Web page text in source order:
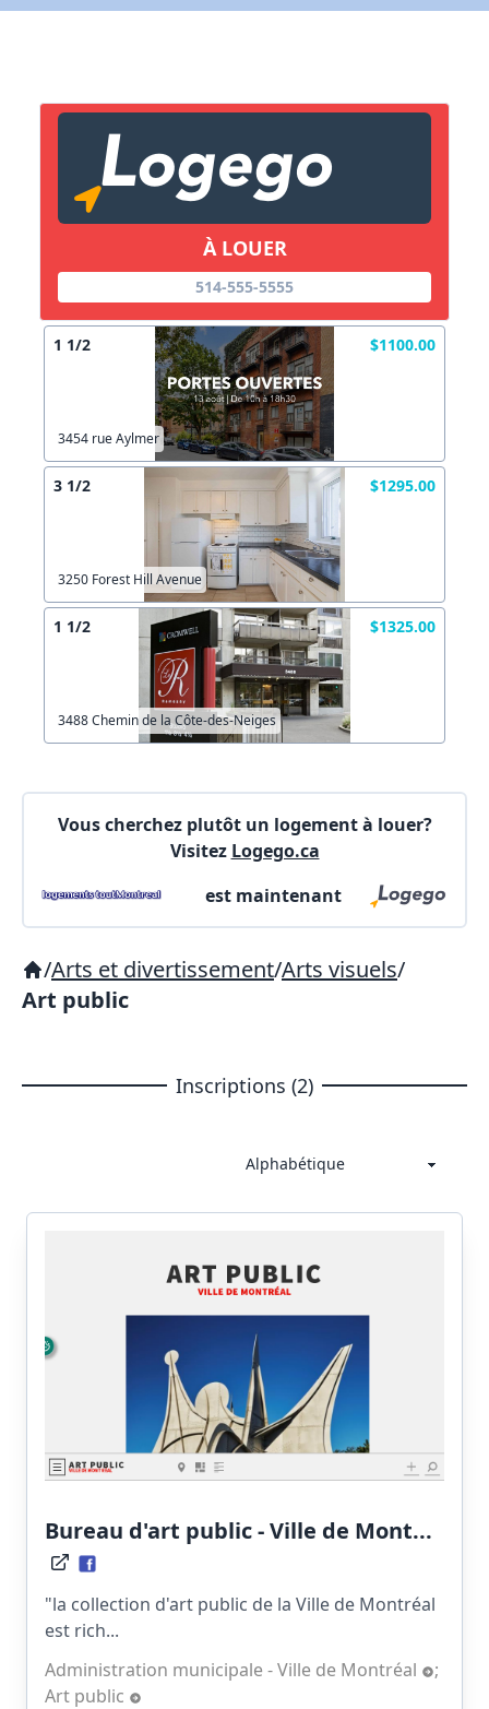
À LOUER
514-555-5555
1 1/2 $1100.00
3454 rue Aylmer
3 1/2 $1295.00
3250 Forest Hill Avenue
1 1/2 $1325.00
3488 Chemin de la Côte-des-Neiges
Vous cherchez plutôt un logement à louer?
Visitez Logego.ca
est maintenant
/Arts et divertissement/Arts visuels/
Art public
Inscriptions (2)
Bureau d'art public - Ville de Mont...
"la collection d'art public de la Ville de Montréal
est rich...
Administration municipale - Ville de Montréal
;
Art public
Lien vers inscription (sera inclus dans courriel)
Copier lien
X Fermer